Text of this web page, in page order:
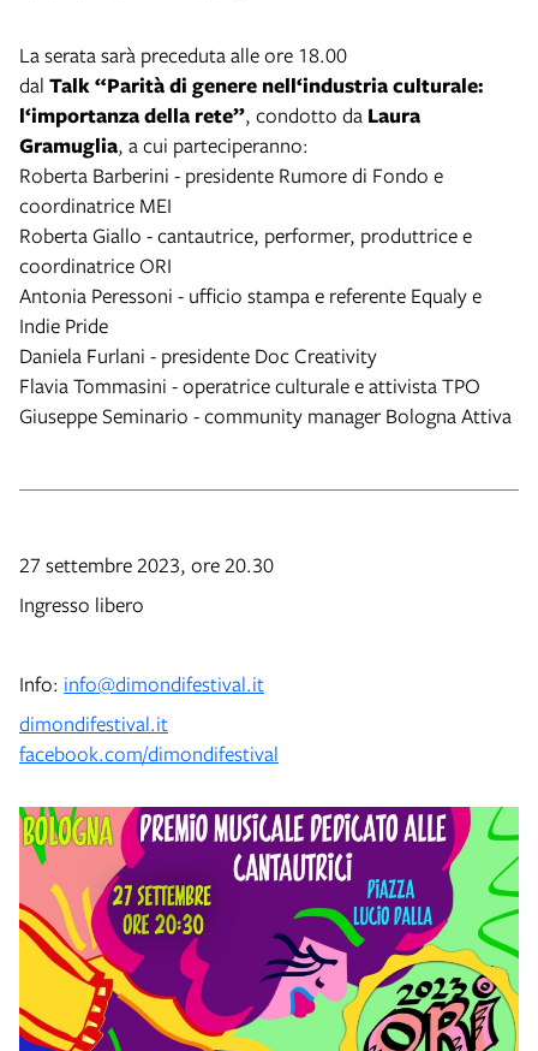
La serata sarà preceduta alle ore 18.00
dal Talk “Parità di genere nell‘industria culturale:
l‘importanza della rete”, condotto da Laura
Gramuglia, a cui parteciperanno:
Roberta Barberini - presidente Rumore di Fondo e
coordinatrice MEI
Roberta Giallo - cantautrice, performer, produttrice e
coordinatrice ORI
Antonia Peressoni - ufficio stampa e referente Equaly e
Indie Pride
Daniela Furlani - presidente Doc Creativity
Flavia Tommasini - operatrice culturale e attivista TPO
Giuseppe Seminario - community manager Bologna Attiva
27 settembre 2023, ore 20.30
Ingresso libero
Info: info@dimondifestival.it
dimondifestival.it
facebook.com/dimondifestival